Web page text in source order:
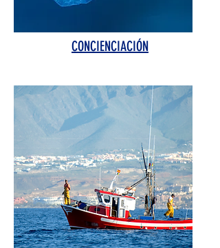
CONCIENCIACIÓN